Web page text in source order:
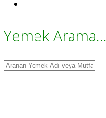
Yemek Arama...